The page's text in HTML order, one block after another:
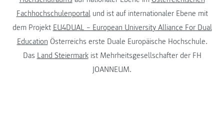
Fachhochschulenportalund ist auf internationaler Ebene mit
dem Projekt EU4DUAL – European University Alliance For Dual
Education Österreichs erste Duale Europäische Hochschule.
Das Land Steiermarkist Mehrheitsgesellschafter der FH
JOANNEUM.